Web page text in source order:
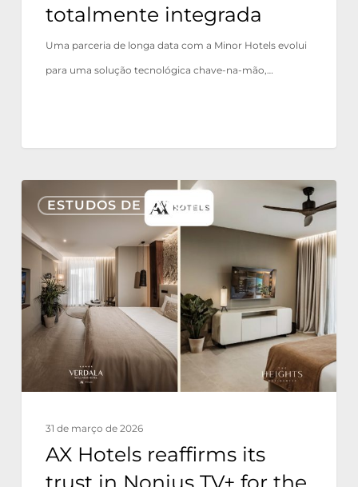
totalmente integrada
Uma parceria de longa data com a Minor Hotels evolui
para uma solução tecnológica chave-na-mão,…
ESTUDOS DE CASO
Hotels
reaffirms
its
trust
Nonius
for
Guest
31 de março de 2026
AX Hotels reaffirms its